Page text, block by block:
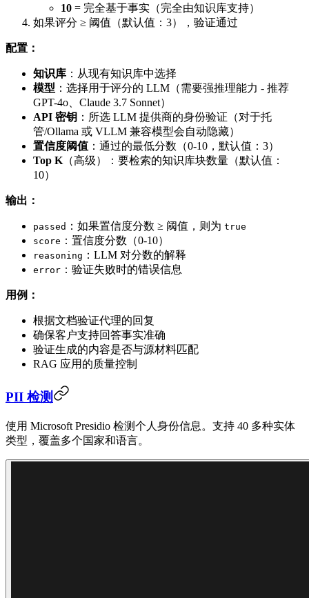
10 = 完全基于事实（完全由知识库支持）
如果评分 ≥ 阈值（默认值：3），验证通过
配置：
知识库 ：从现有知识库中选择
模型 ：选择用于评分的 LLM（需要强推理能力 - 推荐
GPT-4o、Claude 3.7 Sonnet）
API 密钥 ：所选 LLM 提供商的身份验证（对于托
管/Ollama 或 VLLM 兼容模型会自动隐藏）
置信度阈值 ：通过的最低分数（0-10，默认值：3）
Top K （高级）：要检索的知识库块数量（默认值：
10）
输出：
passed ：如果置信度分数 ≥ 阈值，则为 true
score ：置信度分数（0-10）
reasoning ：LLM 对分数的解释
error ：验证失败时的错误信息
用例：
根据文档验证代理的回复
确保客户支持回答事实准确
验证生成的内容是否与源材料匹配
RAG 应用的质量控制
PII 检测
使用 Microsoft Presidio 检测个人身份信息。支持 40 多种实体
类型，覆盖多个国家和语言。